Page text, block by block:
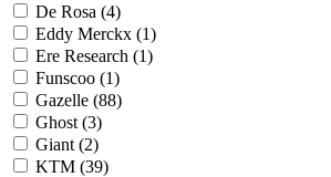
De Rosa (4)
Eddy Merckx (1)
Ere Research (1)
Funscoo (1)
Gazelle (88)
Ghost (3)
Giant (2)
KTM (39)